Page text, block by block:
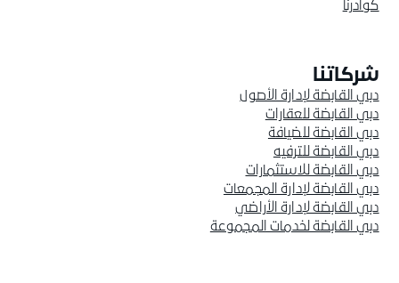
كوادرنا
شركاتنا
دبي القابضة لإدارة الأصول
دبي القابضة للعقارات
دبي القابضة للضيافة
دبي القابضة للترفيه
دبي القابضة للاستثمارات
دبي القابضة لإدارة المجمعات
دبي القابضة لإدارة الأراضي
دبي القابضة لخدمات المجموعة